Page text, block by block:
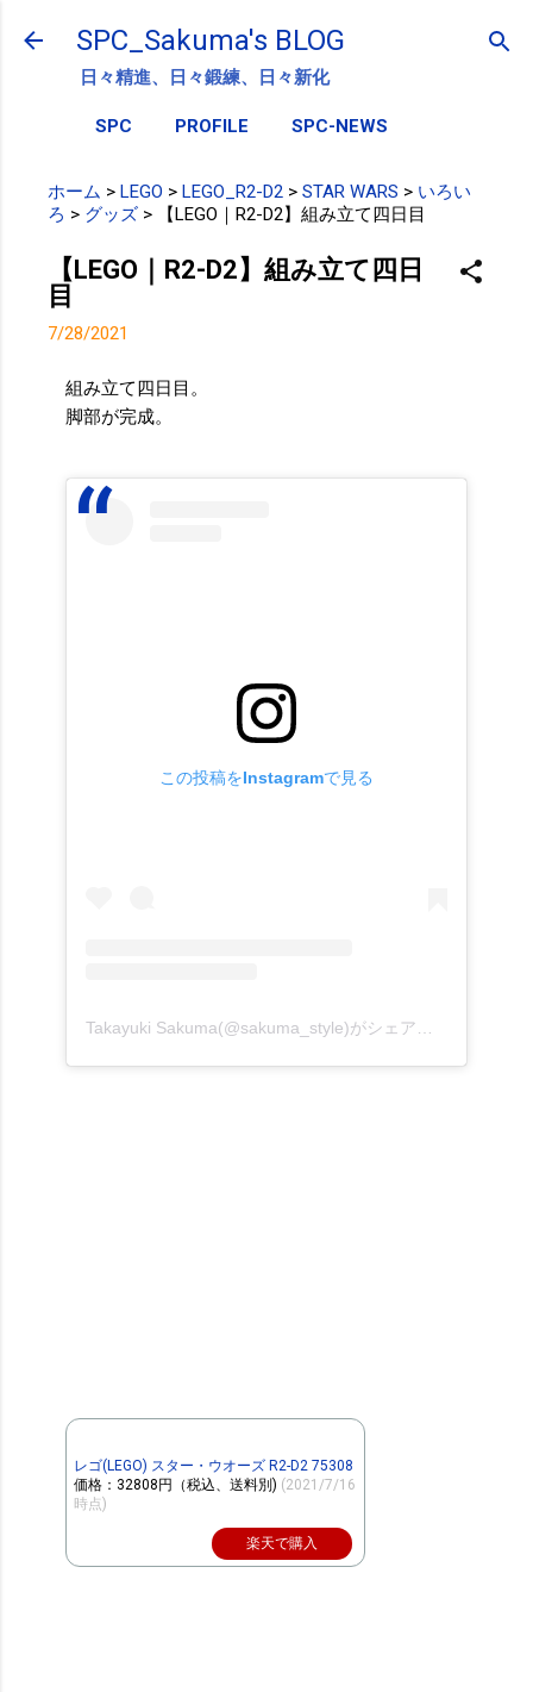
スキップしてメイン コンテンツに移動
SPC_Sakuma's BLOG
日々精進、日々鍛練、日々新化
SPC PROFILE SPC-NEWS
ホーム > LEGO > LEGO_R2-D2 > STAR WARS > いろい
ろ > グッズ > 【LEGO｜R2-D2】組み立て四日目
【LEGO｜R2-D2】組み立て四日
目
7/28/2021
組み立て四日目。
脚部が完成。
この投稿をInstagramで見る
レゴ(LEGO) スター・ウオーズ R2-D2 75308
価格：32808円（税込、送料別) (2021/7/16
時点)
楽天で購入